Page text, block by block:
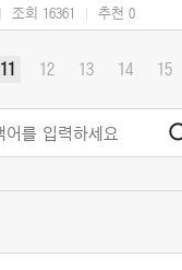
조회 16361 추천 0
11 12 13 14 15